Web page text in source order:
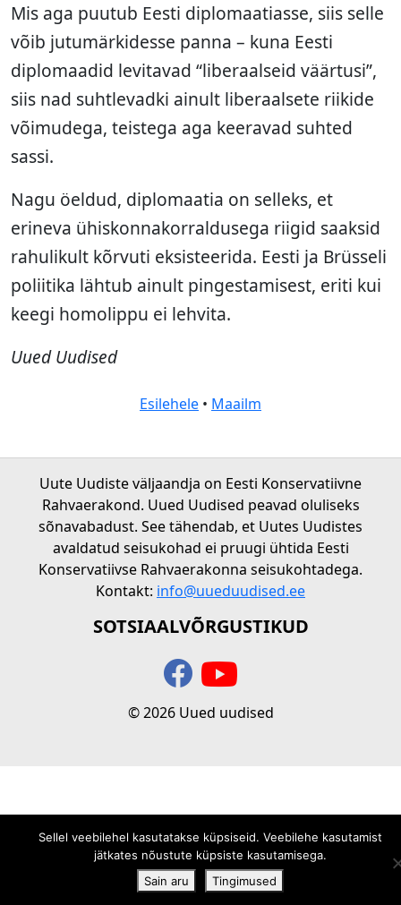
Mis aga puutub Eesti diplomaatiasse, siis selle
võib jutumärkidesse panna – kuna Eesti
diplomaadid levitavad “liberaalseid väärtusi”,
siis nad suhtlevadki ainult liberaalsete riikide
võimudega, teistega aga keeravad suhted
sassi.
Nagu öeldud, diplomaatia on selleks, et
erineva ühiskonnakorraldusega riigid saaksid
rahulikult kõrvuti eksisteerida. Eesti ja Brüsseli
poliitika lähtub ainult pingestamisest, eriti kui
keegi homolippu ei lehvita.
Uued Uudised
Esilehele • Maailm
Uute Uudiste väljaandja on Eesti Konservatiivne
Rahvaerakond. Uued Uudised peavad oluliseks
sõnavabadust. See tähendab, et Uutes Uudistes
avaldatud seisukohad ei pruugi ühtida Eesti
Konservatiivse Rahvaerakonna seisukohtadega.
Kontakt: info@uueduudised.ee
SOTSIAALVÕRGUSTIKUD
© 2026 Uued uudised
Sellel veebilehel kasutatakse küpsiseid. Veebilehe kasutamist
jätkates nõustute küpsiste kasutamisega.
Sain aru
Tingimused